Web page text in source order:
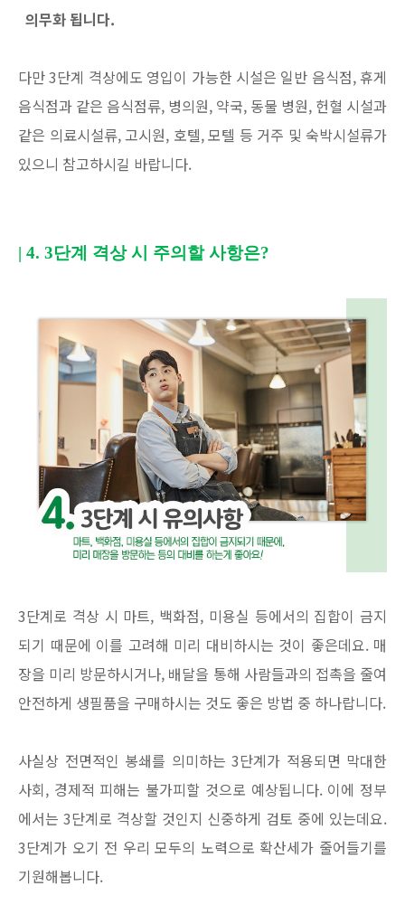
의무화 됩니다.
다만 3단계 격상에도 영입이 가능한 시설은 일반 음식점, 휴게
음식점과 같은 음식점류, 병의원, 약국, 동물 병원, 헌혈 시설과
같은 의료시설류, 고시원, 호텔, 모텔 등 거주 및 숙박시설류가
있으니 참고하시길 바랍니다.
| 4. 3단계 격상 시 주의할 사항은?
3단계로 격상 시 마트, 백화점, 미용실 등에서의 집합이 금지
되기 때문에 이를 고려해 미리 대비하시는 것이 좋은데요. 매
장을 미리 방문하시거나, 배달을 통해 사람들과의 접촉을 줄여
안전하게 생필품을 구매하시는 것도 좋은 방법 중 하나랍니다.
사실상 전면적인 봉쇄를 의미하는 3단계가 적용되면 막대한
사회, 경제적 피해는 불가피할 것으로 예상됩니다. 이에 정부
에서는 3단계로 격상할 것인지 신중하게 검토 중에 있는데요.
3단계가 오기 전 우리 모두의 노력으로 확산세가 줄어들기를
기원해봅니다.